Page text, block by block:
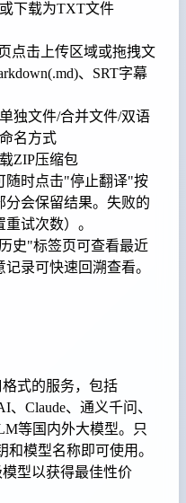
下载为TXT文件
点击上传区域或拖拽文
、SRT字幕
独文件/合并文件/双语
名方式
ZIP压缩包
随时点击"停止翻译"按
分会保留结果。失败的
试次数）。
史"标签页可查看最近
录可快速回溯查看。
式的服务，包括
、Claude、通义千问、
等国内外大模型。只
模型名称即可使用。
型以获得最佳性价